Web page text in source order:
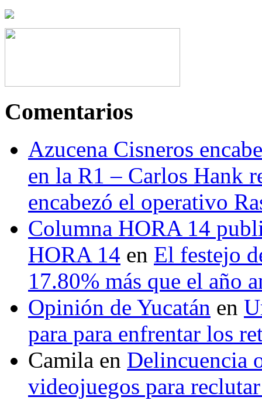
Comentarios
Azucena Cisneros
en la R1 – Carlos Hank
encabezó el operativo
Columna HORA 14
HORA 14 en El festejo
17.80% más que el año
Opinión de Yucatán en
para para enfrentar los
Camila en Delincuencia
videojuegos para